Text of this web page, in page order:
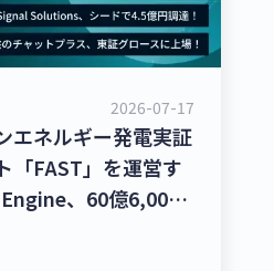
2026-07-17
エネルギー発電実証
「FAST」を運営す
、60億6,000